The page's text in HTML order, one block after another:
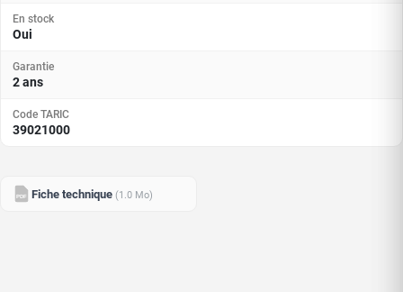
En stock
Oui
Garantie
2 ans
Code TARIC
39021000
PDF Fiche technique (1.0 Mo)